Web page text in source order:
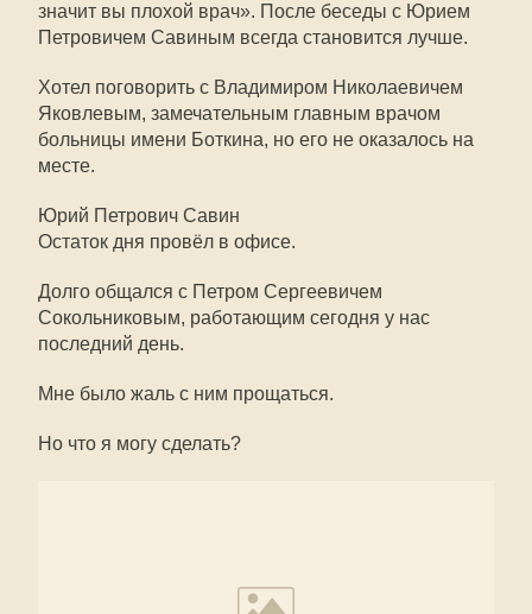
значит вы плохой врач». После беседы с Юрием
Петровичем Савиным всегда становится лучше.
Хотел поговорить с Владимиром Николаевичем
Яковлевым, замечательным главным врачом
больницы имени Боткина, но его не оказалось на
месте.
Юрий Петрович Савин
Остаток дня провёл в офисе.
Долго общался с Петром Сергеевичем
Сокольниковым, работающим сегодня у нас
последний день.
Мне было жаль с ним прощаться.
Но что я могу сделать?